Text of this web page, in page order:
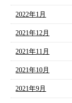
2022年1月
2021年12月
2021年11月
2021年10月
2021年9月